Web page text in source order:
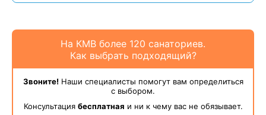
На КМВ более 120 санаториев.
Как выбрать подходящий?
Звоните!Наши специалисты помогут вам определиться
с выбором.
Консультация бесплатная и ни к чему вас не обязывает.